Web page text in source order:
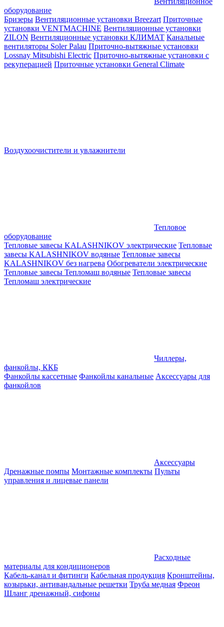
оборудование
Бризеры Вентиляционные установки Breezart Приточные
установки VENTMACHINE Вентиляционные установки
ZILON Вентиляционные установки КЛИМАТ Канальные
вентиляторы Soler Palau Приточно-вытяжные установки
Lossnay Mitsubishi Electric Приточно-вытяжные установки с
рекуперацией Приточные установки General Climate
Воздухоочистители и увлажнители
Тепловое
оборудование
Тепловые завесы KALASHNIKOV электрические Тепловые
завесы KALASHNIKOV водяные Тепловые завесы
KALASHNIKOV без нагрева Обогреватели электрические
Тепловые завесы Тепломаш водяные Тепловые завесы
Тепломаш электрические
Чиллеры,
фанкойлы, ККБ
Фанкойлы кассетные Фанкойлы канальные Аксессуары для
фанкойлов
Аксессуары
Дренажные помпы Монтажные комплекты Пульты
управления и лицевые панели
Расходные
материалы для кондиционеров
Кабель-канал и фитинги Кабельная продукция Кронштейны,
козырьки, антивандальные решетки Труба медная Фреон
Шланг дренажный, сифоны